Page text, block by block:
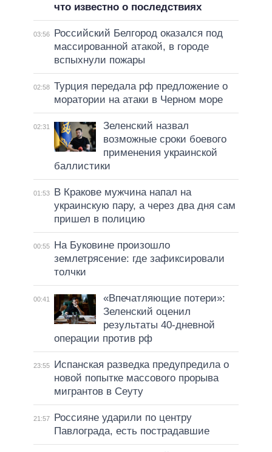
что известно о последствиях
03:56
Российский Белгород оказался под
массированной атакой, в городе
вспыхнули пожары
02:58 Турция передала рф предложение о
моратории на атаки в Черном море
02:31
Зеленский назвал
возможные сроки боевого
применения украинской
баллистики
01:53
В Кракове мужчина напал на
украинскую пару, а через два дня сам
пришел в полицию
00:55
На Буковине произошло
землетрясение: где зафиксировали
толчки
00:41
«Впечатляющие потери»:
Зеленский оценил
результаты 40-дневной
операции против рф
23:55
Испанская разведка предупредила о
новой попытке массового прорыва
мигрантов в Сеуту
21:57
Россияне ударили по центру
Павлограда, есть пострадавшие